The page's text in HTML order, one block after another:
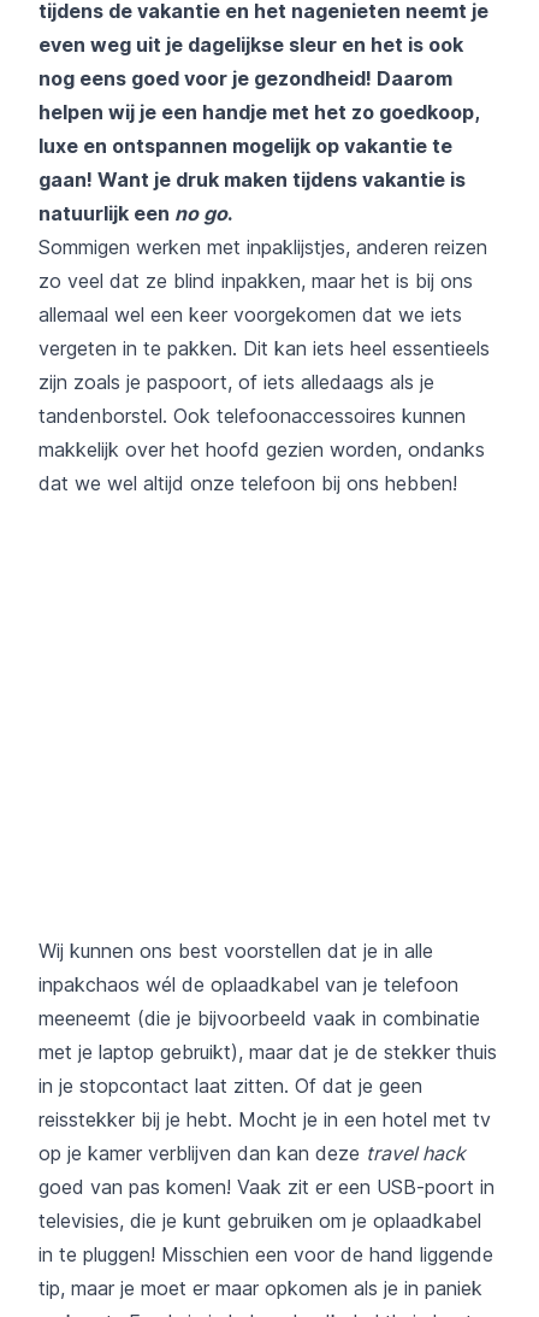
tijdens de vakantie en het nagenieten neemt je
even weg uit je dagelijkse sleur en het is ook
nog eens goed voor je gezondheid! Daarom
helpen wij je een handje met het zo goedkoop,
luxe en ontspannen mogelijk op vakantie te
gaan! Want je druk maken tijdens vakantie is
natuurlijk een no go.
Sommigen werken met inpaklijstjes, anderen reizen
zo veel dat ze blind inpakken, maar het is bij ons
allemaal wel een keer voorgekomen dat we iets
vergeten in te pakken. Dit kan iets heel essentieels
zijn zoals je paspoort, of iets alledaags als je
tandenborstel. Ook telefoonaccessoires kunnen
makkelijk over het hoofd gezien worden, ondanks
dat we wel altijd onze telefoon bij ons hebben!
Wij kunnen ons best voorstellen dat je in alle
inpakchaos wél de oplaadkabel van je telefoon
meeneemt (die je bijvoorbeeld vaak in combinatie
met je laptop gebruikt), maar dat je de stekker thuis
in je stopcontact laat zitten. Of dat je geen
reisstekker bij je hebt. Mocht je in een hotel met tv
op je kamer verblijven dan kan deze travel hack
goed van pas komen! Vaak zit er een USB-poort in
televisies, die je kunt gebruiken om je oplaadkabel
in te pluggen! Misschien een voor de hand liggende
tip, maar je moet er maar opkomen als je in paniek